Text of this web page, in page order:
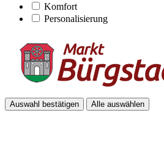
Komfort
Personalisierung
Auswahl bestätigen Alle auswählen